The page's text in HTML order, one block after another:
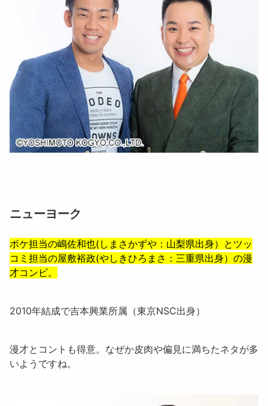
ニューヨーク
ボケ担当の嶋佐和也(しまさかずや：山梨県出身）とツッ
コミ担当の屋敷裕政(やしきひろまさ：三重県出身）の漫
才コンビ。
2010年結成で吉本興業所属（東京NSC出身）
漫才とコントも得意。なぜか皮肉や偏見に満ちたネタが多
いようですね。